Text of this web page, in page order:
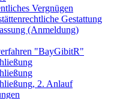
Vergnügen
Gestattung
(Anmeldung)
"BayGibitR"
2. Anlauf